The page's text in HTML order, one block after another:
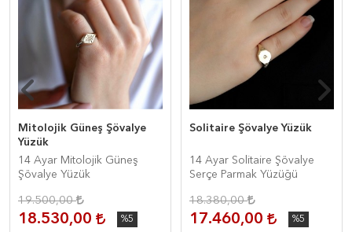
Mitolojik Güneş Şövalye
Yüzük
14 Ayar Mitolojik Güneş
Şövalye Yüzük
19.500,00
18.530,00 %5
Solitaire Şövalye Yüzük
14 Ayar Solitaire Şövalye
Serçe Parmak Yüzüğü
18.380,00
17.460,00 %5